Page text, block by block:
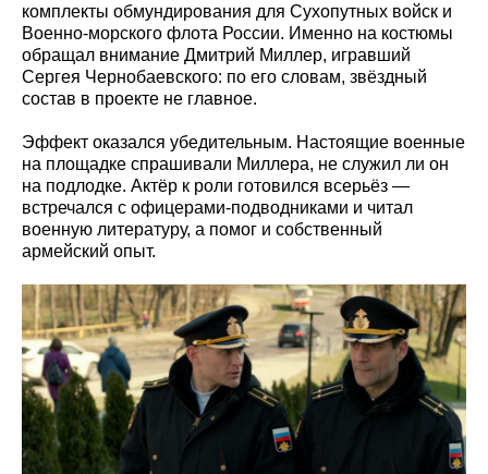
комплекты обмундирования для Сухопутных войск и
Военно-морского флота России. Именно на костюмы
обращал внимание Дмитрий Миллер, игравший
Сергея Чернобаевского: по его словам, звёздный
состав в проекте не главное.
Эффект оказался убедительным. Настоящие военные
на площадке спрашивали Миллера, не служил ли он
на подлодке. Актёр к роли готовился всерьёз —
встречался с офицерами-подводниками и читал
военную литературу, а помог и собственный
армейский опыт.